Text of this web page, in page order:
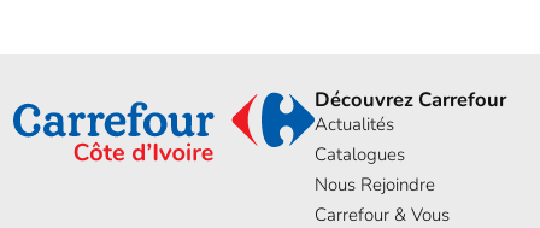
Découvrez Carrefour
Actualités
Catalogues
Nous Rejoindre
Carrefour & Vous